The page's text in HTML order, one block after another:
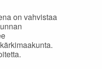
on vahvistaa